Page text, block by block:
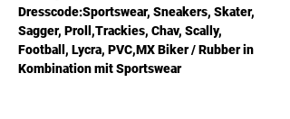
Dresscode:Sportswear, Sneakers, Skater,
Sagger, Proll,Trackies, Chav, Scally,
Football, Lycra, PVC,MX Biker / Rubber in
Kombination mit Sportswear